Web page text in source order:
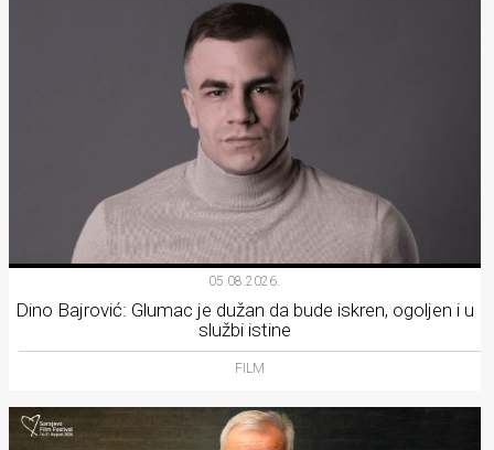
05.08.2026.
Dino Bajrović: Glumac je dužan da bude iskren, ogoljen i u
službi istine
FILM